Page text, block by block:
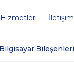
İletişim
Bilgisayar Bileşenleri